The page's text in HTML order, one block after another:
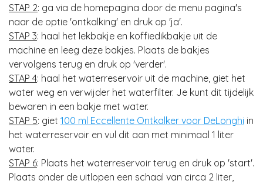
STAP 2: ga via de homepagina door de menu pagina's
naar de optie 'ontkalking' en druk op 'ja'.
STAP 3: haal het lekbakje en koffiedikbakje uit de
machine en leeg deze bakjes. Plaats de bakjes
vervolgens terug en druk op 'verder'.
STAP 4: haal het waterreservoir uit de machine, giet het
water weg en verwijder het waterfilter. Je kunt dit tijdelijk
bewaren in een bakje met water.
STAP 5: giet 100 ml Eccellente Ontkalker voor DeLonghi in
het waterreservoir en vul dit aan met minimaal 1 liter
water.
STAP 6: Plaats het waterreservoir terug en druk op 'start'.
Plaats onder de uitlopen een schaal van circa 2 liter,